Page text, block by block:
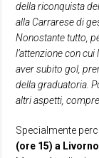
della riconquista
alla Carrarese di
Nonostante tutto,
l’attenzione con
aver subito gol,
della graduatoria.
altri aspetti,
Specialmente
(ore 15) a